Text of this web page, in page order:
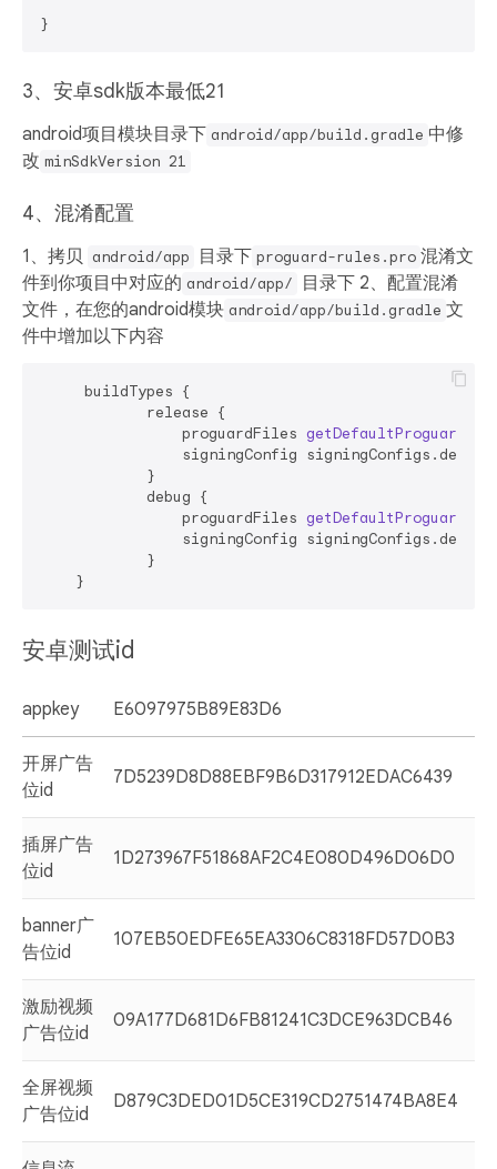
3、安卓sdk版本最低21
android项目模块目录下 android/app/build.gradle 中修
改 minSdkVersion 21
4、混淆配置
1、拷⻉ android/app ⽬录下 proguard-rules.pro 混淆文
件到你项目中对应的 android/app/
⽬录下 2、配置混淆
文件，在您的android模块 android/app/build.gradle 文
件中增加以下内容
     buildTypes {
            release {
                proguardFiles
                signingConfig signingConfigs.debug
            }
            debug {
                proguardFiles
                signingConfig signingConfigs.debug
            }
安卓测试id
appkey E6097975B89E83D6
开屏广告
位id
7D5239D8D88EBF9B6D317912EDAC6439
插屏广告
位id
1D273967F51868AF2C4E080D496D06D0
banner广
告位id
107EB50EDFE65EA3306C8318FD57D0B3
激励视频
广告位id
09A177D681D6FB81241C3DCE963DCB46
全屏视频
广告位id
D879C3DED01D5CE319CD2751474BA8E4